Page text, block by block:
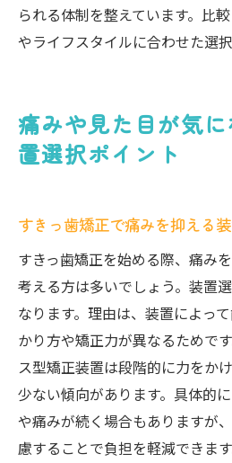
られる体制を整えています。比
やライフスタイルに合わせた選
痛みや見た目が気
置選択ポイント
すきっ歯矯正で痛みを抑える
すきっ歯矯正を始める際、痛み
考える方は多いでしょう。装置
なります。理由は、装置によっ
かり方や矯正力が異なるためで
ス型矯正装置は段階的に力をか
少ない傾向があります。具体的
や痛みが続く場合もありますが
慮することで負担を軽減できま